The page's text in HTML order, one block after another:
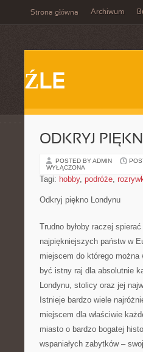
Strona główna Archiwum
ŹLE
ODKRYJ
POSTED BY ADMIN
WYŁĄCZONA
Tagi: hobby, podróże,
Odkryj piękno Londynu
Trudno byłoby raczej
najpiękniejszych państw w
miejscem do którego
być istny raj dla absolutnie
Londynu, stolicy oraz jej
Istnieje bardzo wiele
miejscem dla właściwie
miasto o bardzo bogatej
wspaniałych zabytków –